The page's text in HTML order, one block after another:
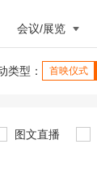
会议/展览
类型： 首映仪式
图文直播